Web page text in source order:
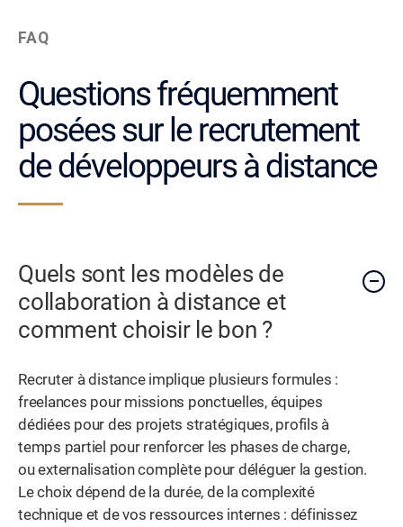
FAQ
Questions fréquemment
posées sur le recrutement
de développeurs à distance
Quels sont les modèles de
collaboration à distance et
comment choisir le bon ?
Recruter à distance implique plusieurs formules :
freelances pour missions ponctuelles, équipes
dédiées pour des projets stratégiques, profils à
temps partiel pour renforcer les phases de charge,
ou externalisation complète pour déléguer la gestion.
Le choix dépend de la durée, de la complexité
technique et de vos ressources internes : définissez